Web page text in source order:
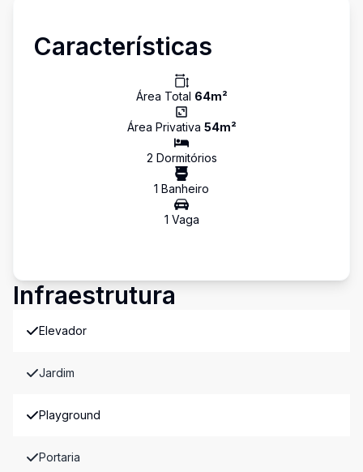
Características
Área Total 64m²
Área Privativa 54m²
2 Dormitórios
1 Banheiro
1 Vaga
Infraestrutura
Elevador
Jardim
Playground
Portaria